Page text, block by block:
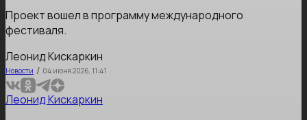
Проект вошел в программу международного
фестиваля.
Леонид Кискаркин
Новости / 04 июня 2026, 11:41
Леонид Кискаркин